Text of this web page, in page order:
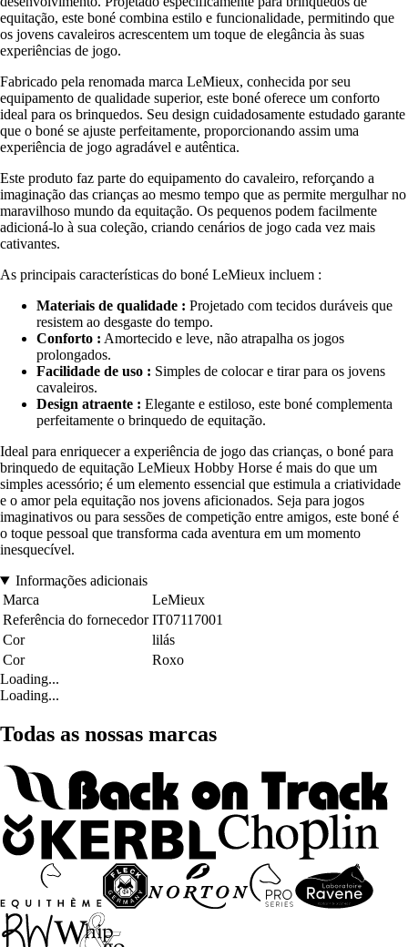
equitação, este boné combina estilo e funcionalidade, permitindo que
os jovens cavaleiros acrescentem um toque de elegância às suas
experiências de jogo.
Fabricado pela renomada marca LeMieux, conhecida por seu
equipamento de qualidade superior, este boné oferece um conforto
ideal para os brinquedos. Seu design cuidadosamente estudado garante
que o boné se ajuste perfeitamente, proporcionando assim uma
experiência de jogo agradável e autêntica.
Este produto faz parte do equipamento do cavaleiro, reforçando a
imaginação das crianças ao mesmo tempo que as permite mergulhar no
maravilhoso mundo da equitação. Os pequenos podem facilmente
adicioná-lo à sua coleção, criando cenários de jogo cada vez mais
cativantes.
As principais características do boné LeMieux incluem :
Materiais de qualidade : Projetado com tecidos duráveis que
resistem ao desgaste do tempo.
Conforto : Amortecido e leve, não atrapalha os jogos
prolongados.
Facilidade de uso : Simples de colocar e tirar para os jovens
cavaleiros.
Design atraente : Elegante e estiloso, este boné complementa
perfeitamente o brinquedo de equitação.
Ideal para enriquecer a experiência de jogo das crianças, o boné para
brinquedo de equitação LeMieux Hobby Horse é mais do que um
simples acessório; é um elemento essencial que estimula a criatividade
e o amor pela equitação nos jovens aficionados. Seja para jogos
imaginativos ou para sessões de competição entre amigos, este boné é
o toque pessoal que transforma cada aventura em um momento
inesquecível.
Informações adicionais
Marca
LeMieux
Referência do fornecedor IT07117001
Cor
lilás
Cor
Roxo
Loading...
Loading...
Todas as nossas marcas